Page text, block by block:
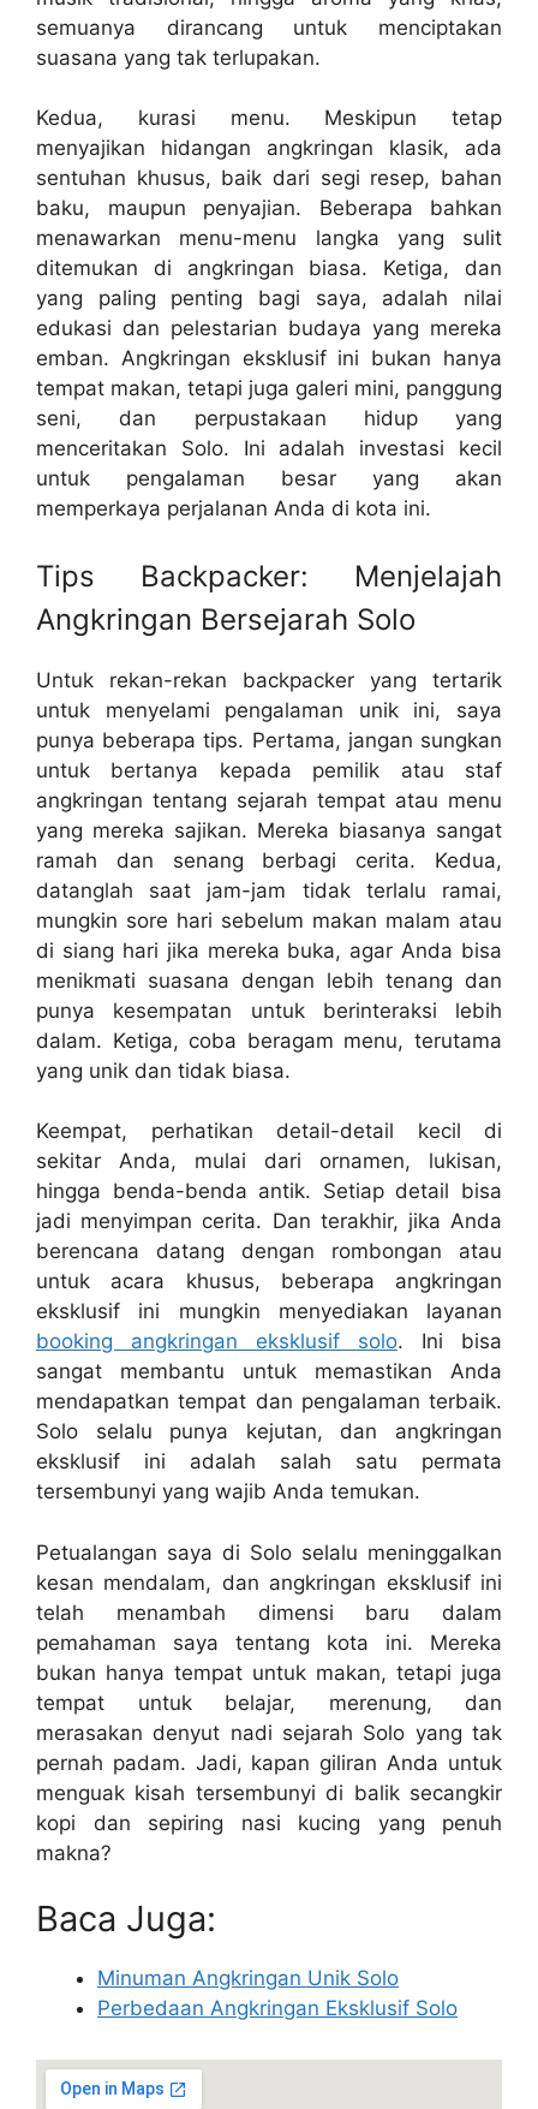
semuanya dirancang untuk menciptakan
suasana yang tak terlupakan.
Kedua, kurasi menu. Meskipun tetap
menyajikan hidangan angkringan klasik, ada
sentuhan khusus, baik dari segi resep, bahan
baku, maupun penyajian. Beberapa bahkan
menawarkan menu-menu langka yang sulit
ditemukan di angkringan biasa. Ketiga, dan
yang paling penting bagi saya, adalah nilai
edukasi dan pelestarian budaya yang mereka
emban. Angkringan eksklusif ini bukan hanya
tempat makan, tetapi juga galeri mini, panggung
seni, dan perpustakaan hidup yang
menceritakan Solo. Ini adalah investasi kecil
untuk pengalaman besar yang akan
memperkaya perjalanan Anda di kota ini.
Tips Backpacker: Menjelajah
Angkringan Bersejarah Solo
Untuk rekan-rekan backpacker yang tertarik
untuk menyelami pengalaman unik ini, saya
punya beberapa tips. Pertama, jangan sungkan
untuk bertanya kepada pemilik atau staf
angkringan tentang sejarah tempat atau menu
yang mereka sajikan. Mereka biasanya sangat
ramah dan senang berbagi cerita. Kedua,
datanglah saat jam-jam tidak terlalu ramai,
mungkin sore hari sebelum makan malam atau
di siang hari jika mereka buka, agar Anda bisa
menikmati suasana dengan lebih tenang dan
punya kesempatan untuk berinteraksi lebih
dalam. Ketiga, coba beragam menu, terutama
yang unik dan tidak biasa.
Keempat, perhatikan detail-detail kecil di
sekitar Anda, mulai dari ornamen, lukisan,
hingga benda-benda antik. Setiap detail bisa
jadi menyimpan cerita. Dan terakhir, jika Anda
berencana datang dengan rombongan atau
untuk acara khusus, beberapa angkringan
eksklusif ini mungkin menyediakan layanan
booking angkringan eksklusif solo. Ini bisa
sangat membantu untuk memastikan Anda
mendapatkan tempat dan pengalaman terbaik.
Solo selalu punya kejutan, dan angkringan
eksklusif ini adalah salah satu permata
tersembunyi yang wajib Anda temukan.
Petualangan saya di Solo selalu meninggalkan
kesan mendalam, dan angkringan eksklusif ini
telah menambah dimensi baru dalam
pemahaman saya tentang kota ini. Mereka
bukan hanya tempat untuk makan, tetapi juga
tempat untuk belajar, merenung, dan
merasakan denyut nadi sejarah Solo yang tak
pernah padam. Jadi, kapan giliran Anda untuk
menguak kisah tersembunyi di balik secangkir
kopi dan sepiring nasi kucing yang penuh
makna?
Baca Juga:
Minuman Angkringan Unik Solo
Perbedaan Angkringan Eksklusif Solo